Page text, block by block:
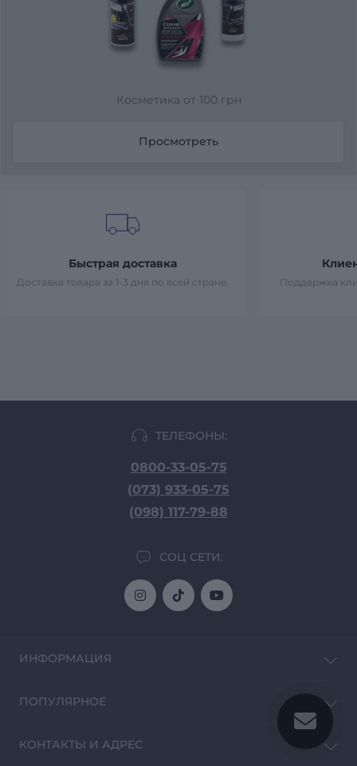
Косметика от 100 грн
Просмотреть
Быстрая доставка
Доставка товара за 1-3 дня по всей стране. Поддержка
ТЕЛЕФОНЫ:
0800-33-05-75
(073) 933-05-75
(098) 117-79-88
СОЦ СЕТИ:
ИНФОРМАЦИЯ
О магазине
Договор публичной оферты
ПОПУЛЯРНОЕ
Головные устройства
КОНТАКТЫ И АДРЕС